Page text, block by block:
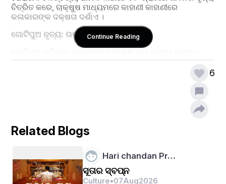
ଚିତ୍ରିତ କରେ, ଚାକ୍ଷୁଷ ମାଧ୍ୟମରେ କାହାଣୀ କାହାଣୀରେ
କଳାକାରଙ୍କ ଦକ୍ଷତା ଦର୍ଶାଏ ।
ଗୋଟିପୁଅ ନୃତ୍ୟ: ଉତ୍ସାହପୂର୍ଣ୍ଣ ଆନ୍ଦୋଳନ
ନୃତ୍ୟକୁ ସଙ୍ଗୀତର ଧୂନ୍ ରେ ପାଳନ କରନ୍ତି । ପ୍ରେତ୍ସାହନ ହେଉଛି
ଛଉ, ଓଡ଼ିଶାର ମୟୂରଭଞ୍ଜ ଜିଲ୍ଲାର ମୂଳରୁ ଏକ ପାରମ୍ପରିକ
ଅଟେ । ବିଭିନ୍ନ ପ୍ରକାର ସେଲିବ୍ରିଟି ମାସ୍କ ପ୍ରସ୍ତୁତ କରିବା ସହ
ଭାରତୀୟ ମହାକାବ୍ୟର ସୃଜନଶୀଳ କାହାଣୀ ମଧ୍ୟ ପ୍ରସ୍ତୁତ
କରୁଛନ୍ତି । ପ୍ରତିଯୋଗୀତାମୂଳକ ଓ ବିଭିନ୍ନ ଢ଼ଙ୍ଗି ମାଧ୍ୟମରେ ସେ
Continue Reading
6
Related Blogs
Hari chandan Pr…
ସୂତାର ସ୍ବପ୍ନ
Culture•07Aug2026